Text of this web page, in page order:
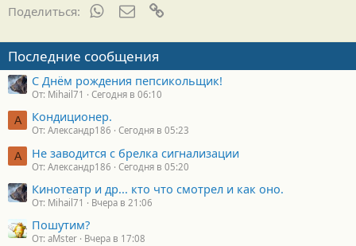
Поделиться: WhatsAppЭлектронная почта
Последние сообщения
С Днём рождения пепсикольщик!
От: Mihail71 Сегодня в 06:10
А Кондиционер.
От: Александр186 Сегодня в 05:23
А Не заводится с брелка сигнализации
От: Александр186 Сегодня в 05:20
Кинотеатр и др... кто что смотрел и как оно.
От: Mihail71 Вчера в 21:06
Пошутим?
От: aMster Вчера в 17:08